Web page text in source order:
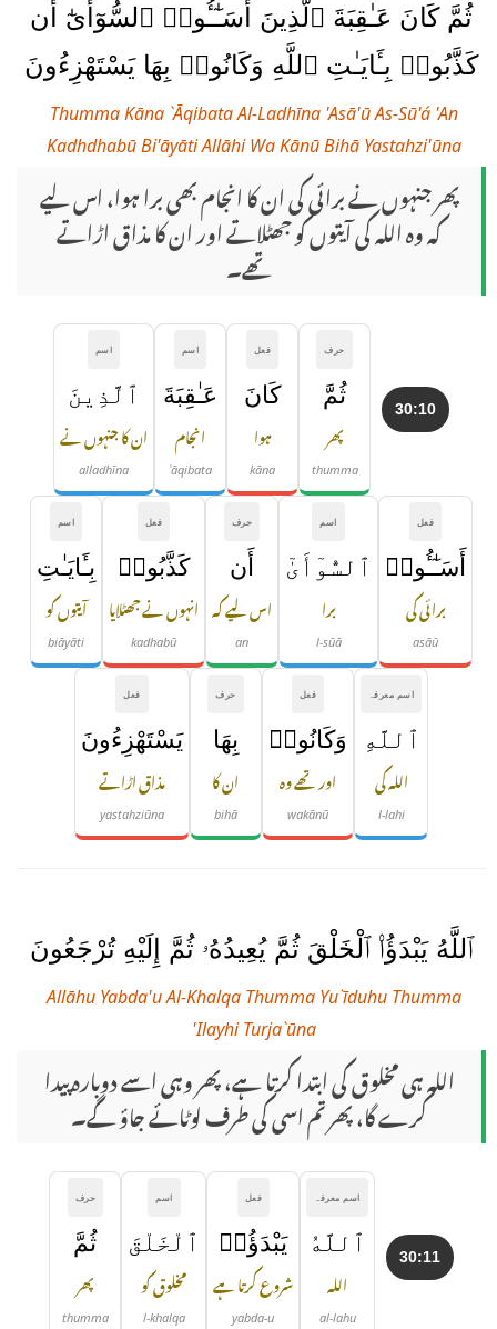
ثُمَّ كَانَ عَـٰقِبَةَ ٱلَّذِينَ أَسَـٰٓـُٔوا۟ ٱلسُّوٓأَىٰٓ أَن
كَذَّبُوا۟ بِـَٔايَـٰتِ ٱللَّهِ وَكَانُوا۟ بِهَا يَسْتَهْزِءُونَ
Thumma Kāna `Āqibata Al-Ladhīna 'Asā'ū As-Sū'á 'An
Kadhdhabū Bi'āyāti Allāhi Wa Kānū Bihā Yastahzi'ūna
پھر جنہوں نے برائی کی ان کا انجام بھی برا ہوا، اس لیے
کہ وہ اللہ کی آیتوں کو جھٹلاتے اور ان کا مذاق اڑاتے
تھے۔
30:10
حرف
ثُمَّ
پھر
thumma
فعل
كَانَ
ہوا
kāna
اسم
عَـٰقِبَةَ
انجام
ʿāqibata
اسم
ٱلَّذِينَ
ان کا جنہوں نے
alladhīna
فعل
أَسَـٰٓـُٔوا۟
برائی کی
asāū
اسم
ٱلسُّوٓأَىٰٓ
برا
l-sūā
حرف
أَن
اس لیے کہ
an
فعل
كَذَّبُوا۟
انہوں نے جھٹلایا
kadhabū
اسم
بِـَٔايَـٰتِ
آیتوں کو
biāyāti
اسم معرفہ
ٱللَّهِ
اللہ کی
l-lahi
فعل
وَكَانُوا۟
اور تھے وہ
wakānū
حرف
بِهَا
ان کا
bihā
فعل
يَسْتَهْزِءُونَ
مذاق اڑاتے
yastahziūna
ٱللَّهُ يَبْدَؤُا۟ ٱلْخَلْقَ ثُمَّ يُعِيدُهُۥ ثُمَّ إِلَيْهِ تُرْجَعُونَ
Allāhu Yabda'u Al-Khalqa Thumma Yu`īduhu Thumma
'Ilayhi Turja`ūna
اللہ ہی مخلوق کی ابتدا کرتا ہے، پھر وہی اسے دوبارہ پیدا
کرے گا، پھر تم اسی کی طرف لوٹائے جاؤ گے۔
30:11
اسم معرفہ
ٱللَّهُ
اللہ
al-lahu
فعل
يَبْدَؤُا۟
شروع کرتا ہے
yabda-u
اسم
ٱلْخَلْقَ
مخلوق کو
l-khalqa
حرف
ثُمَّ
پھر
thumma